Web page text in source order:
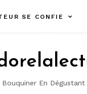
SE CONFIE
En